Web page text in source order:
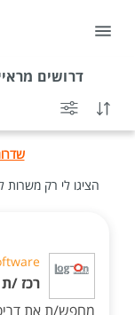
דרושים
הציגו לי רק משרות
רכז /ת
מחפש/ת את